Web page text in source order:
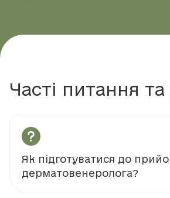
Часті питання та
Як підготуватися до
дерматовенеролога?